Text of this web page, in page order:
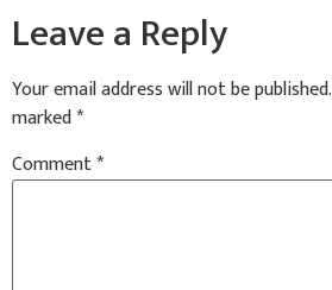
Leave a Reply
Your email address will not be published.
marked*
Comment*